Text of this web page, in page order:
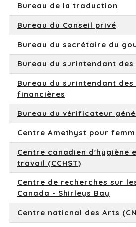
Bureau de la traduction
Bureau du Conseil privé
Bureau du secrétaire du
Bureau du surintendant
Bureau du surintendant
financières
Bureau du vérificateur
Centre Amethyst pour
Centre canadien d'hygiène
travail (CCHST)
Centre de recherches sur
Canada - Shirleys Bay
Centre national des Arts